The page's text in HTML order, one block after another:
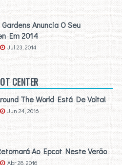
Anuncia O Seu
Em 2014
Jul 23, 2014
CENTER
The World Está De Volta!
Jun 24, 2016
Ao Epcot Neste Verão
Abr 28, 2016